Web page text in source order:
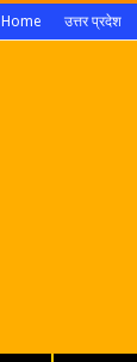
Home उत्तर प्रदेश